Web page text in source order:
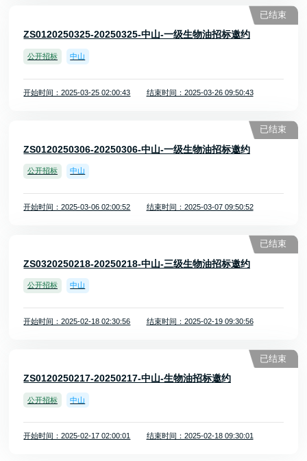
ZS0120250325-20250325-中山-一级生物油招标邀约
公开招标 中山
开始时间：2025-03-25 02:00:43 结束时间：2025-03-26 09:50:43
已结束
ZS0120250306-20250306-中山-一级生物油招标邀约
公开招标 中山
开始时间：2025-03-06 02:00:52 结束时间：2025-03-07 09:50:52
已结束
ZS0320250218-20250218-中山-三级生物油招标邀约
公开招标 中山
开始时间：2025-02-18 02:30:56 结束时间：2025-02-19 09:30:56
已结束
ZS0120250217-20250217-中山-生物油招标邀约
公开招标 中山
开始时间：2025-02-17 02:00:01 结束时间：2025-02-18 09:30:01
已结束